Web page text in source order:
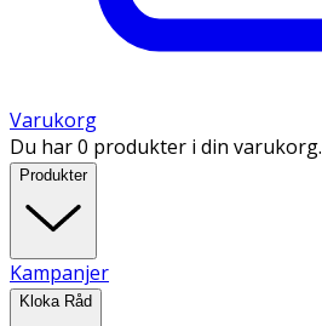
Varukorg
Du har 0 produkter i din varukorg.
Produkter
Kampanjer
Kloka Råd